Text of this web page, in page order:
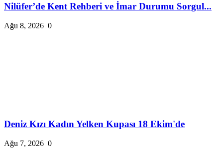
Nilüfer’de Kent Rehberi ve İmar Durumu Sorgul...
Ağu 8, 2026 0
Deniz Kızı Kadın Yelken Kupası 18 Ekim'de
Ağu 7, 2026 0